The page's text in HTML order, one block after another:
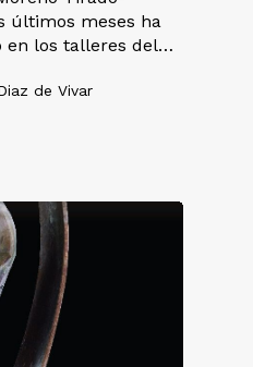
últimos meses ha
en los talleres del…
de Vivar